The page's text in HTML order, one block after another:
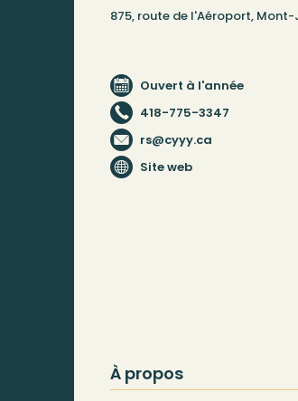
875, route de l'Aéroport, Mont-
Ouvert à l'année
418-775-3347
rs@cyyy.ca
Site web
À propos